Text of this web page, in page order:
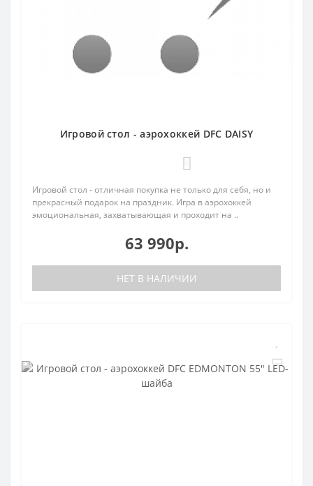
Игровой стол - аэрохоккей DFC DAISY
Игровой стол - отличная покупка не только для себя, но и
прекрасный подарок на праздник. Игра в аэрохоккей
эмоциональная, захватывающая и проходит на ..
63 990р.
НЕТ В НАЛИЧИИ